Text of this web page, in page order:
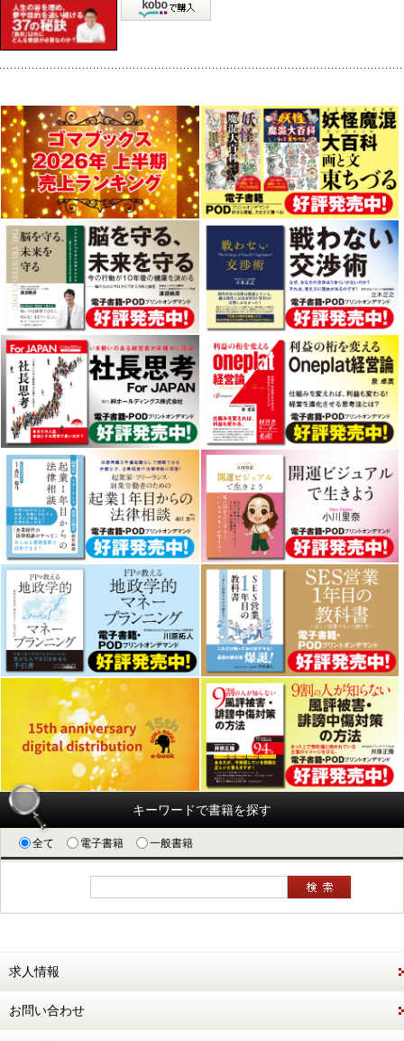
キーワードで書籍を探す
全て 電子書籍 一般書籍
求人情報
お問い合わせ